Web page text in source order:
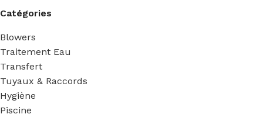
Catégories
Blowers
Traitement Eau
Transfert
Tuyaux & Raccords
Hygiène
Piscine